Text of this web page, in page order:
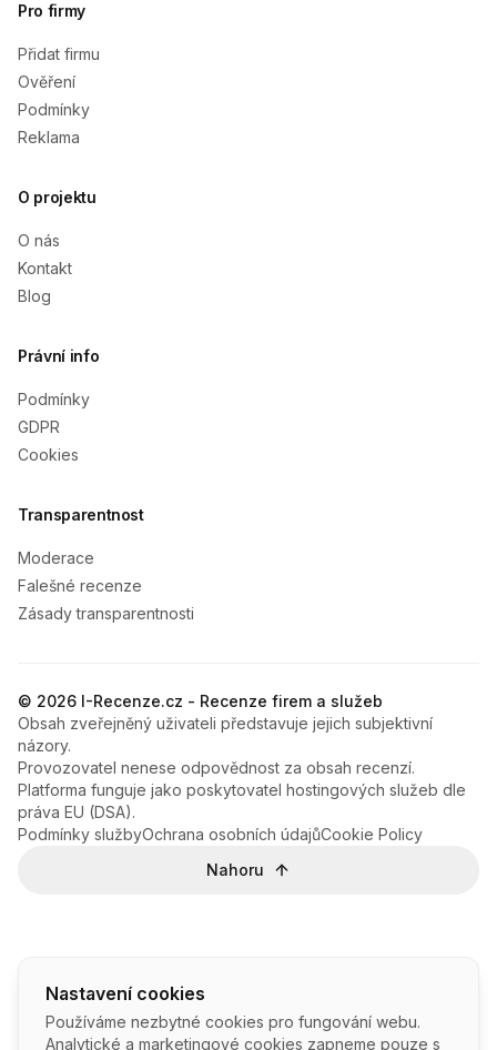
Nastavení cookies
Používáme nezbytné cookies pro fungování webu.
Analytické a marketingové cookies zapneme pouze s
Pro firmy
Přidat firmu
Ověření
Podmínky
Reklama
O projektu
O nás
Kontakt
Blog
Právní info
Podmínky
GDPR
Cookies
Transparentnost
Moderace
Falešné recenze
Zásady transparentnosti
© 2026 I-Recenze.cz - Recenze firem a služeb
Obsah zveřejněný uživateli představuje jejich subjektivní
názory.
Provozovatel nenese odpovědnost za obsah recenzí.
Platforma funguje jako poskytovatel hostingových služeb dle
práva EU (DSA).
Podmínky službyOchrana osobních údajůCookie Policy
Nahoru